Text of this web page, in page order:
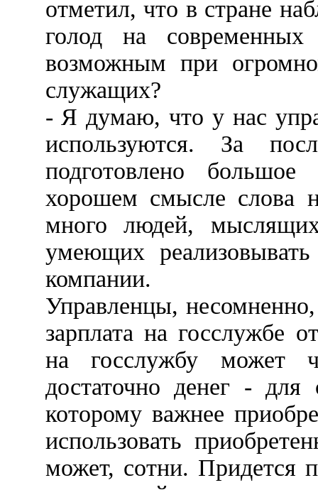
отметил, что в стране
голод на
возможным при
служащих?
- Я думаю, что у нас
используются. За
подготовлено
хорошем смысле слова
много людей,
умеющих
компании.
Управленцы,
зарплата на госслужбе
на госслужбу может
достаточно денег - для
которому важнее
использовать
может, сотни. Придется